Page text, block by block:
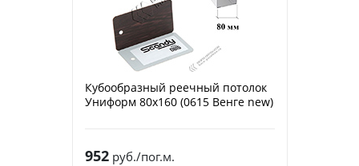
Кубообразный реечный потолок
Униформ 80х160 (0615 Венге new)
952руб./пог.м.